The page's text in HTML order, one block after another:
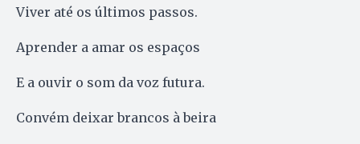
Viver até os últimos passos.
Aprender a amar os espaços
E a ouvir o som da voz futura.
Convém deixar brancos à beira